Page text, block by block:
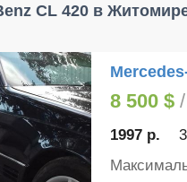
CL 420 в
8 500 $/
1997 р.